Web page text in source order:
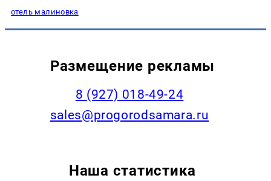
отель малиновка
Размещение рекламы
8 (927) 018-49-24
sales@progorodsamara.ru
Наша статистика